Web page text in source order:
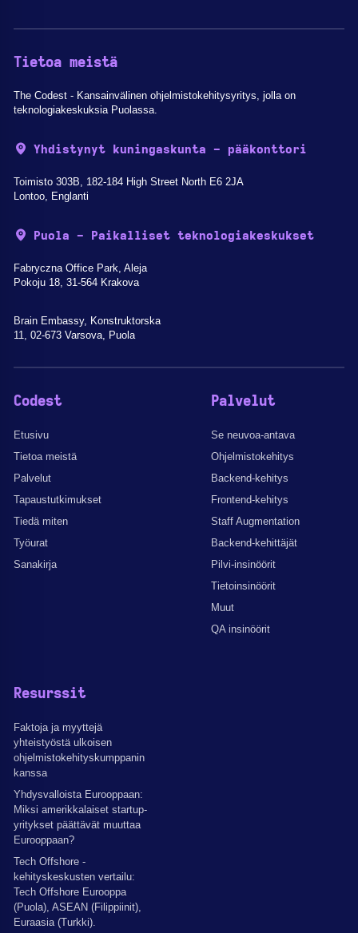
Tietoa meistä
The Codest - Kansainvälinen ohjelmistokehitysyritys, jolla on
teknologiakeskuksia Puolassa.
Yhdistynyt kuningaskunta - pääkonttori
Toimisto 303B, 182-184 High Street North E6 2JA
Lontoo, Englanti
Puola - Paikalliset teknologiakeskukset
Fabryczna Office Park, Aleja
Pokoju 18, 31-564 Krakova
Brain Embassy, Konstruktorska
11, 02-673 Varsova, Puola
Codest
Etusivu
Tietoa meistä
Palvelut
Tapaustutkimukset
Tiedä miten
Työurat
Sanakirja
Palvelut
Se neuvoa-antava
Ohjelmistokehitys
Backend-kehitys
Frontend-kehitys
Staff Augmentation
Backend-kehittäjät
Pilvi-insinöörit
Tietoinsinöörit
Muut
QA insinöörit
Resurssit
Faktoja ja myyttejä
yhteistyöstä ulkoisen
ohjelmistokehityskumppanin
kanssa
Yhdysvalloista Eurooppaan:
Miksi amerikkalaiset startup-
yritykset päättävät muuttaa
Eurooppaan?
Tech Offshore -
kehityskeskusten vertailu:
Tech Offshore Eurooppa
(Puola), ASEAN (Filippiinit),
Euraasia (Turkki).